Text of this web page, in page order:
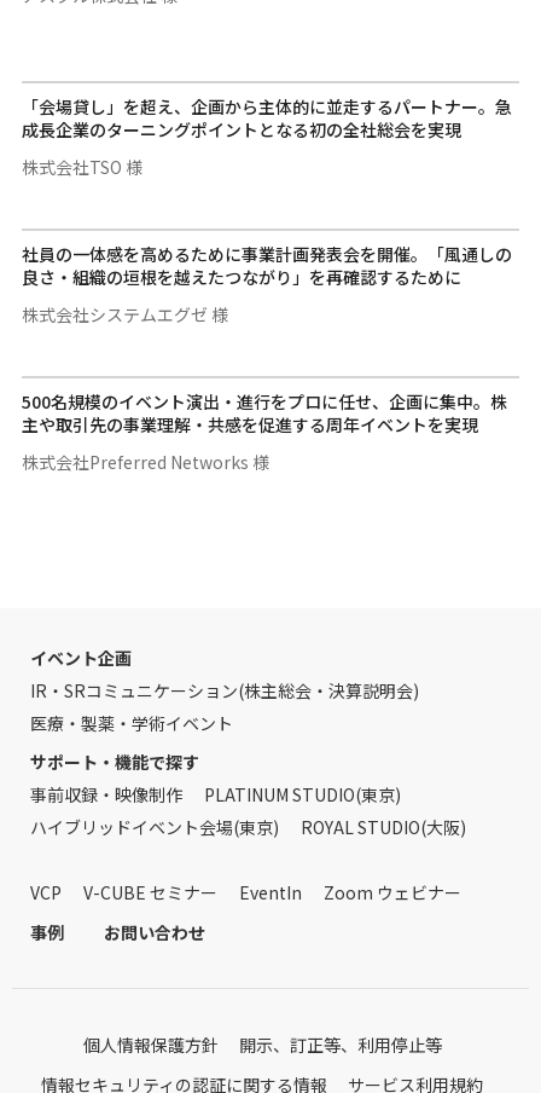
「会場貸し」を超え、企画から主体的に並走するパートナー。急
成長企業のターニングポイントとなる初の全社総会を実現
株式会社TSO 様
社員の一体感を高めるために事業計画発表会を開催。「風通しの
良さ・組織の垣根を越えたつながり」を再確認するために
株式会社システムエグゼ 様
500名規模のイベント演出・進行をプロに任せ、企画に集中。株
主や取引先の事業理解・共感を促進する周年イベントを実現
株式会社Preferred Networks 様
イベント企画
IR・SRコミュニケーション(株主総会・決算説明会)
医療・製薬・学術イベント
サポート・機能で探す
事前収録・映像制作
PLATINUM STUDIO(東京)
ハイブリッドイベント会場(東京)
ROYAL STUDIO(大阪)
VCP V-CUBE セミナー EventIn
Zoom ウェビナー
事例
お問い合わせ
個人情報保護方針
開示、訂正等、利用停止等
情報セキュリティの認証に関する情報
サービス利用規約